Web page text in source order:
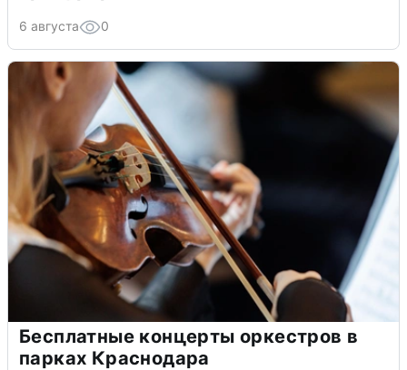
6 августа 0
Бесплатные концерты оркестров в
парках Краснодара